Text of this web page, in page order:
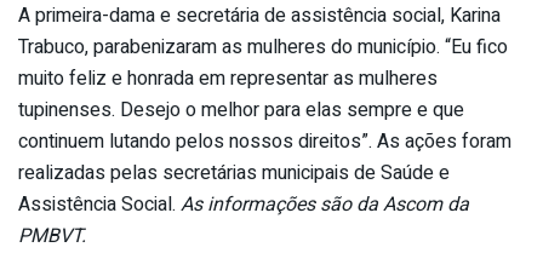
A primeira-dama e secretária de assistência social, Karina
Trabuco, parabenizaram as mulheres do município. “Eu fico
muito feliz e honrada em representar as mulheres
tupinenses. Desejo o melhor para elas sempre e que
continuem lutando pelos nossos direitos”. As ações foram
realizadas pelas secretárias municipais de Saúde e
Assistência Social. As informações são da Ascom da
PMBVT.